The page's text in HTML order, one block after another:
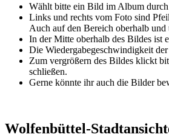
Wählt bitte ein Bild im Album
Links und rechts vom Foto sind
Auch auf den Bereich oberhalb
In der Mitte oberhalb des Bildes ist
Die Wiedergabegeschwindigkeit
Zum vergrößern des Bildes klickt
schließen.
Gerne könnte ihr auch die Bilder
Wolfenbüttel-